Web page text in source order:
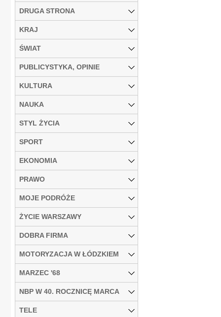
DRUGA STRONA
KRAJ
ŚWIAT
PUBLICYSTYKA, OPINIE
KULTURA
NAUKA
STYL ŻYCIA
SPORT
EKONOMIA
PRAWO
MOJE PODRÓŻE
ŻYCIE WARSZAWY
DOBRA FIRMA
MOTORYZACJA W ŁÓDZKIEM
MARZEC '68
NBP W 40. ROCZNICĘ MARCA
TELE